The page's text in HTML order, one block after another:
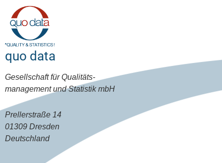
quo data
Gesellschaft für Qualitäts-
management und Statistik mbH
Prellerstraße 14
01309 Dresden
Deutschland